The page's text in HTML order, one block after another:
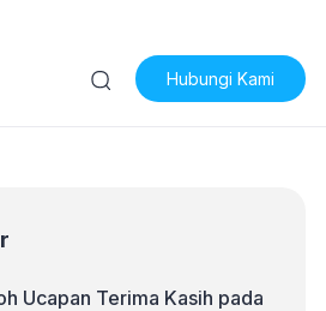
Hubungi Kami
Ucapan Terima Kasih pada